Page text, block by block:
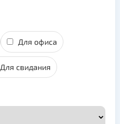
Для офиса
Для свидания